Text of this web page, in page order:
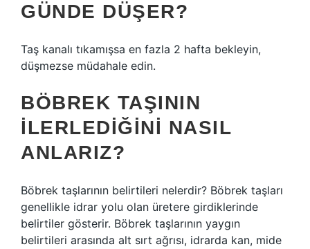
GÜNDE DÜŞER?
Taş kanalı tıkamışsa en fazla 2 hafta bekleyin,
düşmezse müdahale edin.
BÖBREK TAŞININ
ILERLEDIĞINI NASIL
ANLARIZ?
Böbrek taşlarının belirtileri nelerdir? Böbrek taşları
genellikle idrar yolu olan üretere girdiklerinde
belirtiler gösterir. Böbrek taşlarının yaygın
belirtileri arasında alt sırt ağrısı, idrarda kan, mide